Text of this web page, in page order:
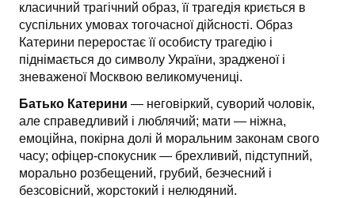
класичний трагічний образ, її трагедія криється в
суспільних умовах тогочасної дійсності. Образ
Катерини переростає її особисту трагедію і
піднімається до символу України, зрадженої і
зневаженої Москвою великомучениці.
Батько Катерини — неговіркий, суворий чоловік,
але справед­ливий і люблячий; мати — ніжна,
емоційна, покірна долі й моральним законам свого
часу; офіцер-спокусник — брехливий, підступний,
морально розбещений, грубий, безчесний і
безсовісний, жорстокий і нелюдяний.